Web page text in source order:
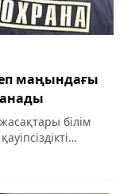
маңындағы
білім